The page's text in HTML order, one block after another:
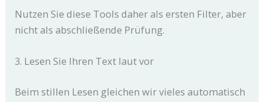
Nutzen Sie diese Tools daher als ersten Filter, aber
nicht als abschließende Prüfung.
3. Lesen Sie Ihren Text laut vor
Beim stillen Lesen gleichen wir vieles automatisch